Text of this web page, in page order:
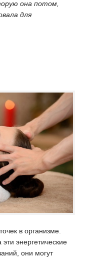
она потом,
для
в организме.
энергетические
они могут